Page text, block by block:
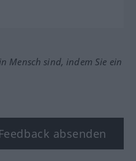
Mensch sind, indem Sie ein
Feedback absenden